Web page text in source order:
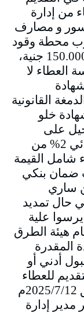
من إدارة
و مصارف
بالثورة الحارة 20 غرب محطة وقود
النيل شارع الوادي بعد سداد مبلغ 150.000 جنية،
العطاء لا
إرفاق شهادة
من المسجل التجاري 2 /الدمغة القانونية
ذمة من الزكاة 4/ شهادة خلو
تسجيل على
القيمة المضافة 6/ إرفاق تامين مبدئي 2% من
شامل القيمة
ضمان بنكي
ساري
حال تمديد
الى 10% لمن يرسوا علية
هيئة الطرق
7/ شهادة المقدرة
بقبول أدني أو
للتقديم للعطاء
وفتح الصندوق يوم السبت الموافق 2025/7/12م
مدير إدارة